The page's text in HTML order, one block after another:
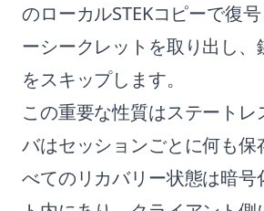
のローカルSTEKコピーで復
ーシークレットを取り出し
をスキップします。
この重要な性質はステートレ
バはセッションごとに何も保
べてのリカバリー状態は暗号